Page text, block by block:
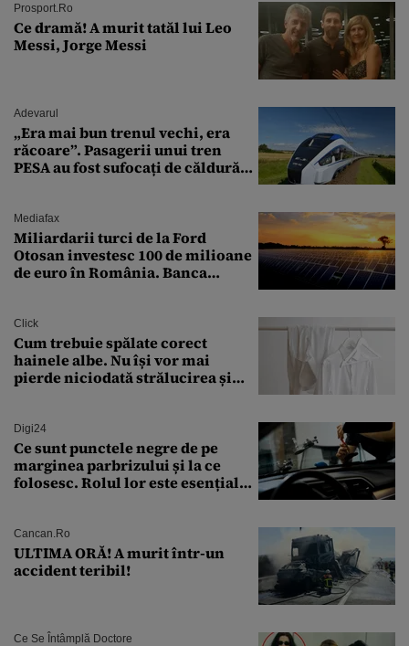
Prosport.ro
Ce dramă! A murit tatăl lui Leo
Messi, Jorge Messi
Adevarul
„Era mai bun trenul vechi, era
răcoare”. Pasagerii unui tren
PESA au fost sufocați de căldură
Mediafax
Miliardarii turci de la Ford
Otosan investesc 100 de milioane
de euro în România. Banca
Click
Cum trebuie spălate corect
hainele albe. Nu își vor mai
pierde niciodată strălucirea și
Digi24
Ce sunt punctele negre de pe
marginea parbrizului și la ce
folosesc. Rolul lor este esențial
Cancan.ro
ULTIMA ORĂ! A murit într-un
accident teribil!
Ce Se Întâmplă Doctore